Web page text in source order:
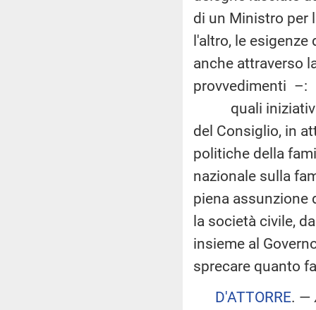
di un Ministro per
l'altro, le
anche attraverso
provvedimenti –:
quali iniziative
del Consiglio, in
politiche della
nazionale sulla
piena assunzione
la società civile,
insieme al
sprecare quanto
D'ATTORRE. —